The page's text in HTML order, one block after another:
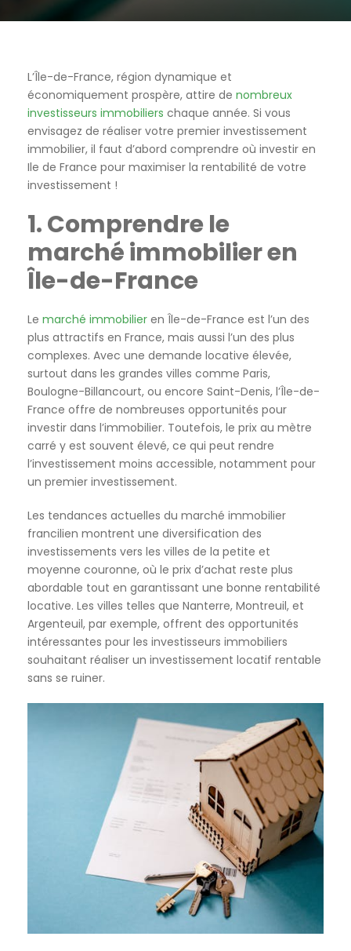
L’Île-de-France, région dynamique et
économiquement prospère, attire de nombreux
investisseurs immobiliers chaque année. Si vous
envisagez de réaliser votre premier investissement
immobilier, il faut d’abord comprendre où investir en
Ile de France pour maximiser la rentabilité de votre
investissement !
1. Comprendre le
marché immobilier en
Île-de-France
Le marché immobilier en Île-de-France est l’un des
plus attractifs en France, mais aussi l’un des plus
complexes. Avec une demande locative élevée,
surtout dans les grandes villes comme Paris,
Boulogne-Billancourt, ou encore Saint-Denis, l’Île-de-
France offre de nombreuses opportunités pour
investir dans l’immobilier. Toutefois, le prix au mètre
carré y est souvent élevé, ce qui peut rendre
l’investissement moins accessible, notamment pour
un premier investissement.
Les tendances actuelles du marché immobilier
francilien montrent une diversification des
investissements vers les villes de la petite et
moyenne couronne, où le prix d’achat reste plus
abordable tout en garantissant une bonne rentabilité
locative. Les villes telles que Nanterre, Montreuil, et
Argenteuil, par exemple, offrent des opportunités
intéressantes pour les investisseurs immobiliers
souhaitant réaliser un investissement locatif rentable
sans se ruiner.